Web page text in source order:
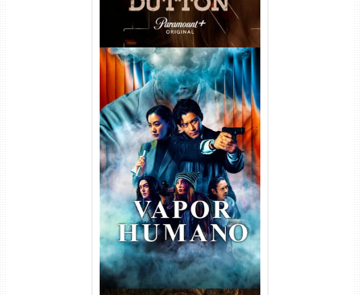
Vapor Humano 1ª Temporada
Torrent (2026) WEB-DL 1080p
Dual Áudio